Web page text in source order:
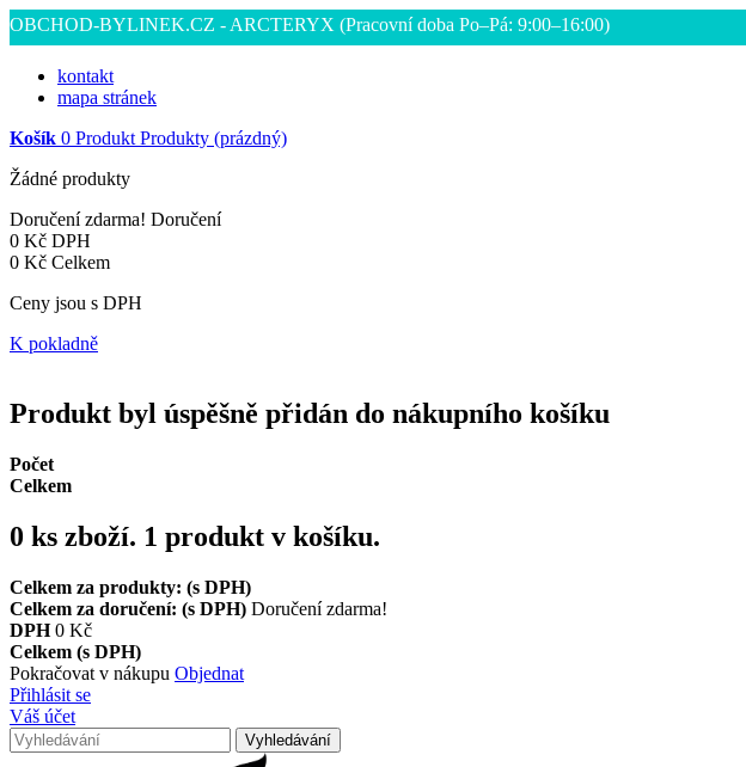
OBCHOD-BYLINEK.CZ - ARCTERYX (Pracovní doba Po–Pá: 9:00–16:00)
kontakt
mapa stránek
Košík 0 Produkt Produkty (prázdný)
Žádné produkty
Doručení zdarma! Doručení
0 Kč DPH
0 Kč Celkem
Ceny jsou s DPH
K pokladně
Produkt byl úspěšně přidán do nákupního košíku
Počet
Celkem
0 ks zboží. 1 produkt v košíku.
Celkem za produkty: (s DPH)
Celkem za doručení: (s DPH) Doručení zdarma!
DPH 0 Kč
Celkem (s DPH)
Pokračovat v nákupu Objednat
Přihlásit se
Váš účet
Vyhledávání